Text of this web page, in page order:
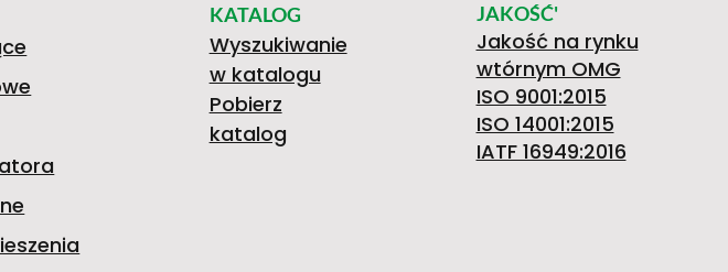
KATALOG
Wyszukiwanie
w katalogu
Pobierz
katalog
JAKOŚĆ'
Jakość na rynku
wtórnym OMG
ISO 9001:2015
ISO 14001:2015
IATF 16949:2016